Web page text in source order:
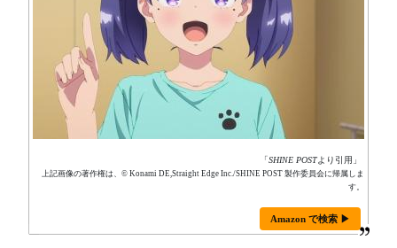
「SHINE POSTより引用」
上記画像の著作権は、© Konami DE,Straight Edge Inc./SHINE POST 製作委員会に帰属しま
す。
Amazon で検索 ▶